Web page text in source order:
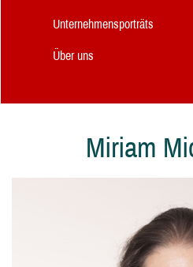
Unternehmensporträts
Über uns
Miriam